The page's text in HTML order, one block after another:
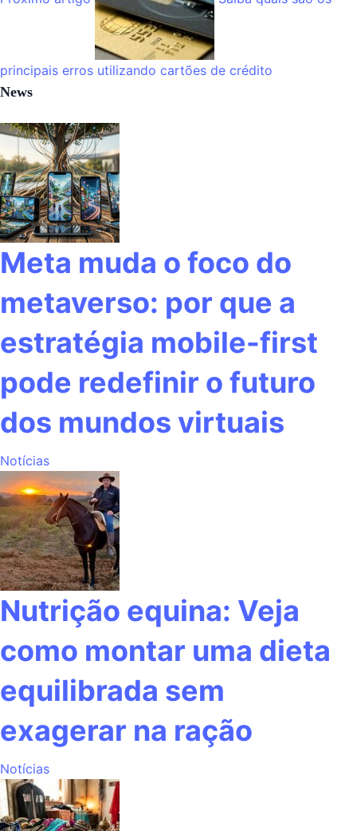
principais erros utilizando cartões de crédito
News
Meta muda o foco do
metaverso: por que a
estratégia mobile-first
pode redefinir o futuro
dos mundos virtuais
Notícias
Nutrição equina: Veja
como montar uma dieta
equilibrada sem
exagerar na ração
Notícias